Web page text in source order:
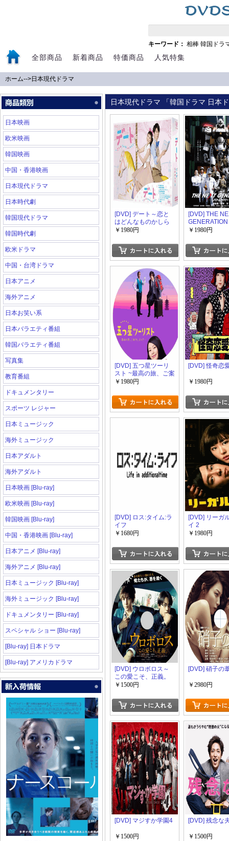
キーワード： 相棒 韓国ドラ
全部商品 新着商品 特価商品 人気特集
ホーム-->日本現代ドラマ
日本映画
欧米映画
韓国映画
中国・香港映画
日本現代ドラマ
日本時代劇
韓国現代ドラマ
韓国時代劇
欧米ドラマ
中国・台湾ドラマ
日本アニメ
海外アニメ
日本お笑い系
日本バラエティ番組
韓国バラエティ番組
写真集
教育番組
ドキュメンタリー
スポーツ レジャー
日本ミュージック
海外ミュージック
日本アダルト
海外アダルト
日本映画 [Blu-ray]
欧米映画 [Blu-ray]
韓国映画 [Blu-ray]
中国・香港映画 [Blu-ray]
日本アニメ [Blu-ray]
海外アニメ [Blu-ray]
日本ミュージック [Blu-ray]
海外ミュージック [Blu-ray]
ドキュメンタリー [Blu-ray]
スペシャル ショー [Blu-ray]
[Blu-ray] 日本ドラマ
[Blu-ray] アメリカドラマ
日本現代ドラマ 「韓国ドラマ 日本
[DVD] デート～恋と
はどんなものかしら
～
￥1980円
[DVD] THE
イバー（1-7）
￥1980円
[DVD] 五つ星ツーリ
スト ~最高の旅、ご案
内します!!~
￥1980円
[DVD] 怪奇恋
￥1980円
[DVD] ロス:タイム:ラ
イフ
￥1680円
[DVD] リーガ
イ 2
￥1980円
[DVD] ウロボロス～
この愛こそ、正義。
￥1500円
[DVD] 硝子の
￥2980円
[DVD] マジすか学園4
￥1500円
[DVD] 残念な
￥1500円